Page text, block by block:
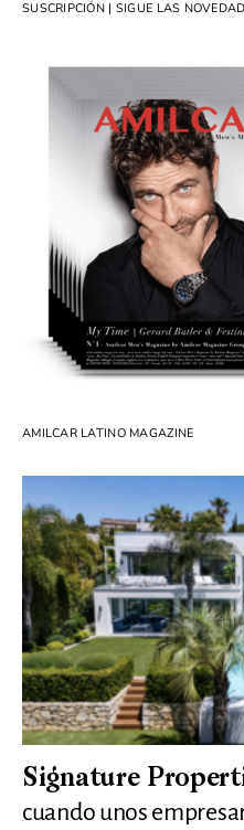
SUSCRIPCIÓN | SIGUE LAS
AMILCAR LATINO MAGAZINE
Signature
cuando unos